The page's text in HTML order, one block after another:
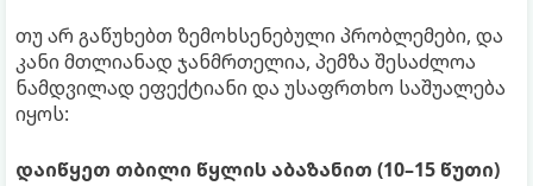
თუ არ გაწუხებთ ზემოხსენებული პრობლემები, და
კანი მთლიანად ჯანმრთელია, პემზა შესაძლოა
ნამდვილად ეფექტიანი და უსაფრთხო საშუალება
იყოს:
დაიწყეთ თბილი წყლის აბაზანით (10–15 წუთი)